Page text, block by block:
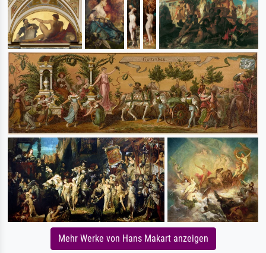
Mehr Werke von Hans Makart anzeigen